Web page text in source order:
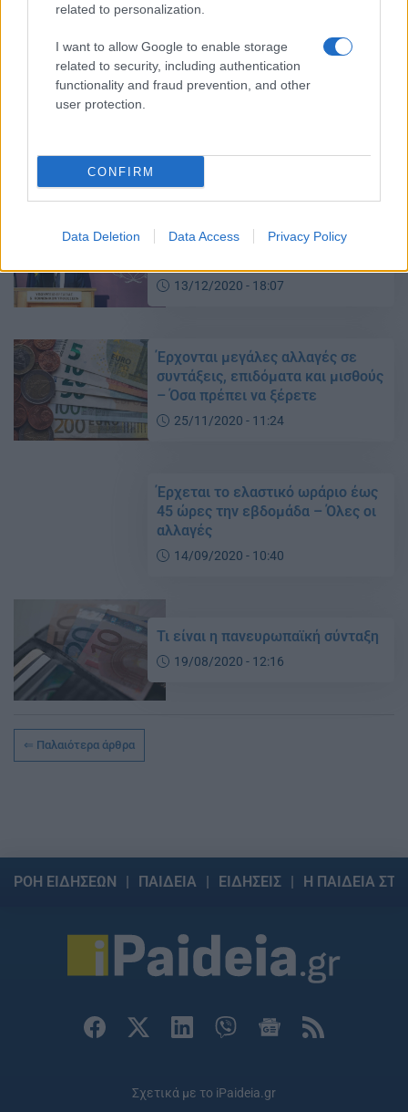
related to personalization.
I want to allow Google to enable storage
related to security, including authentication
functionality and fraud prevention, and other
user protection.
CONFIRM
Data Deletion Data Access Privacy Policy
συντάξεις, επιδόματα – Τι
29/12/2020 - 10:13
Συντάξεις: Τα κύρια σημεία του
13/12/2020 - 18:07
Έρχονται μεγάλες αλλαγές σε
συντάξεις, επιδόματα και μισθούς
– Όσα πρέπει να ξέρετε
25/11/2020 - 11:24
Έρχεται το ελαστικό ωράριο έως
45 ώρες την εβδομάδα – Όλες οι
αλλαγές
14/09/2020 - 10:40
Τι είναι η πανευρωπαϊκή σύνταξη
19/08/2020 - 12:16
Παλαιότερα άρθρα
ΡΟΗ ΕΙΔΗΣΕΩΝ ΠΑΙΔΕΙΑ ΕΙΔΗΣΕΙΣ Η ΠΑΙΔΕΙΑ
Σχετικά με το iPaideia.gr